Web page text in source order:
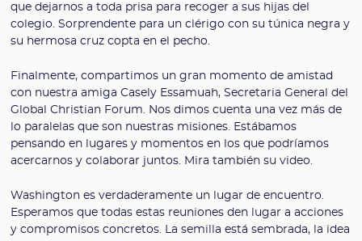
que dejarnos a toda prisa para recoger a sus hijas del
colegio. Sorprendente para un clérigo con su túnica negra y
su hermosa cruz copta en el pecho.
Finalmente, compartimos un gran momento de amistad
con nuestra amiga Casely Essamuah, Secretaria General del
Global Christian Forum. Nos dimos cuenta una vez más de
lo paralelas que son nuestras misiones. Estábamos
pensando en lugares y momentos en los que podríamos
acercarnos y colaborar juntos. Mira también su video.
Washington es verdaderamente un lugar de encuentro.
Esperamos que todas estas reuniones den lugar a acciones
y compromisos concretos. La semilla está sembrada, la idea